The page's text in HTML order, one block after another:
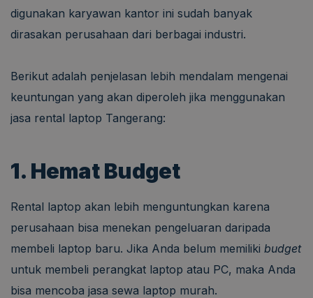
digunakan karyawan kantor ini sudah banyak
dirasakan perusahaan dari berbagai industri.
Berikut adalah penjelasan lebih mendalam mengenai
keuntungan yang akan diperoleh jika menggunakan
jasa rental laptop Tangerang:
1. Hemat Budget
Rental laptop akan lebih menguntungkan karena
perusahaan bisa menekan pengeluaran daripada
membeli laptop baru. Jika Anda belum memiliki budget
untuk membeli perangkat laptop atau PC, maka Anda
bisa mencoba jasa sewa laptop murah.